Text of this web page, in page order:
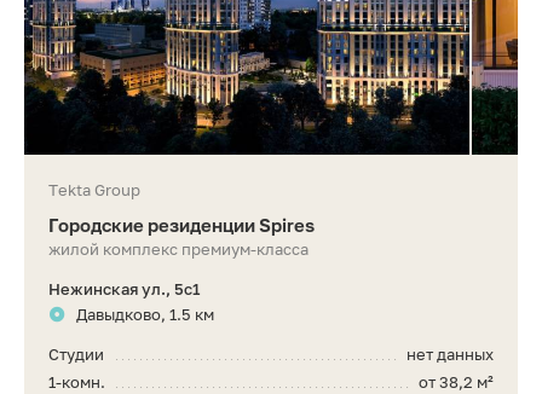
Tekta Group
Городские резиденции Spires
жилой комплекс премиум-класса
Нежинская ул., 5с1
Давыдково, 1.5 км
нет данных
Студии
от 38,2 м²
1-комн.